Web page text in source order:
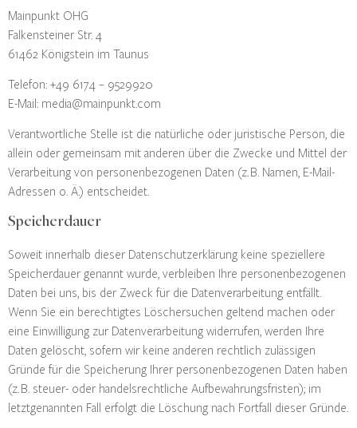
Mainpunkt OHG
Falkensteiner Str. 4
61462 Königstein im Taunus
Telefon: +49 6174 – 9529920
E-Mail: media@mainpunkt.com
Verantwortliche Stelle ist die natürliche oder juristische Person, die
allein oder gemeinsam mit anderen über die Zwecke und Mittel der
Verarbeitung von personenbezogenen Daten (z. B. Namen, E-Mail-
Adressen o. Ä.) entscheidet.
Speicherdauer
Soweit innerhalb dieser Datenschutzerklärung keine speziellere
Speicherdauer genannt wurde, verbleiben Ihre personenbezogenen
Daten bei uns, bis der Zweck für die Datenverarbeitung entfällt.
Wenn Sie ein berechtigtes Löschersuchen geltend machen oder
eine Einwilligung zur Datenverarbeitung widerrufen, werden Ihre
Daten gelöscht, sofern wir keine anderen rechtlich zulässigen
Gründe für die Speicherung Ihrer personenbezogenen Daten haben
(z. B. steuer- oder handelsrechtliche Aufbewahrungsfristen); im
letztgenannten Fall erfolgt die Löschung nach Fortfall dieser Gründe.